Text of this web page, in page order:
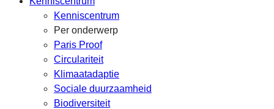
Kenniscentrum
Per onderwerp
Paris Proof
Circulariteit
Klimaatadaptie
Sociale duurzaamheid
Biodiversiteit